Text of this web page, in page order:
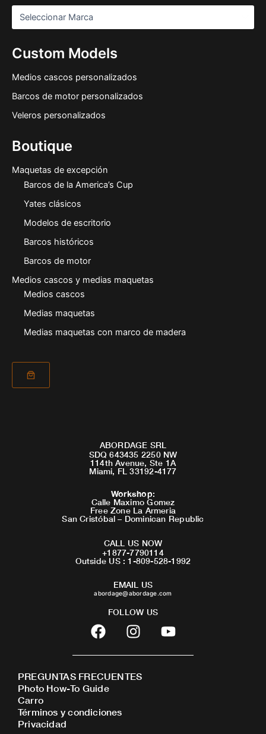
Custom Models
Medios cascos personalizados
Barcos de motor personalizados
Veleros personalizados
Boutique
Maquetas de excepción
Barcos de la America’s Cup
Yates clásicos
Modelos de escritorio
Barcos históricos
Barcos de motor
Medios cascos y medias maquetas
Medios cascos
Medias maquetas
Medias maquetas con marco de madera
ABORDAGE SRL
SDQ 643435 2250 NW
114th Avenue, Ste 1A
Miami, FL 33192-4177
Workshop:
Calle Maximo Gomez
Free Zone La Armeria
San Cristóbal – Dominican Republic
CALL US NOW
+1877-7790114
Outside US : 1-809-528-1992
EMAIL US
abordage@abordage.com
FOLLOW US
F
a
c
b
o
o
I
n
s
a
Y
o
u
PREGUNTAS FRECUENTES
Photo How-To Guide
Carro
Términos y condiciones
Privacidad